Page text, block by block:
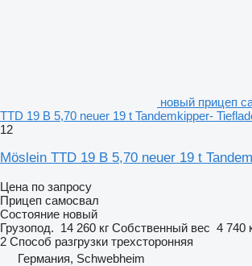
новый прицеп
TTD 19 B 5,70 neuer 19 t Tandemkipper-
12
Möslein TTD 19 B 5,70 neuer 19 t
Цена по запросу
Прицеп самосвал
Состояние новый
Грузопод. 14 260 кг Собственный вес 4 740
2 Способ разгрузки трехсторонняя
Германия, Schwebheim